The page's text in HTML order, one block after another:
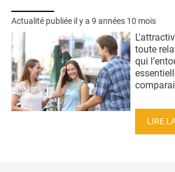
Actualité publiée il y a 9 années 10 mois
toute
qui
LIRE